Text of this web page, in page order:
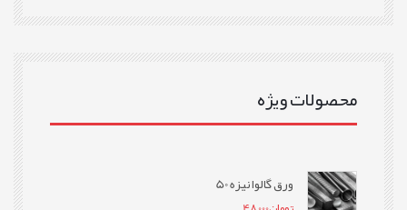
محصولات ویژه
ورق گالوانیزه 50